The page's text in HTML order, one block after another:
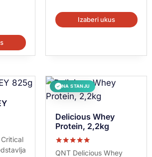
Izaberi ukus
✓ NA STANJU
Delicious Whey
Protein, 2,2kg
Ocenjeno sa
QNT Delicious Whey